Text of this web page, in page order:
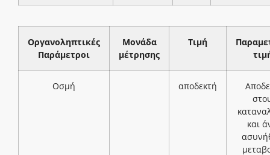
Οργανοληπτικές
Παράμετροι
Μονάδα
μέτρησης
Τιμή
Οσμή αποδεκτή
και